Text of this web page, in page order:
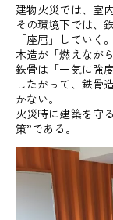
建物火災では、室
その環境下では、
「座屈」していく。
木造が「燃えなが
鉄骨は「一気に強
したがって、鉄骨
かない。
火災時に建築を守
策”である。